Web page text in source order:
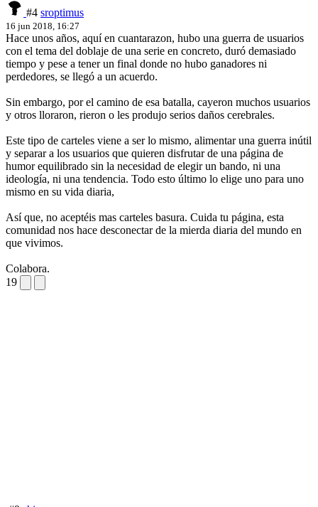
#4 sroptimus
16 jun 2018, 16:27
Hace unos años, aquí en cuantarazon, hubo una guerra de usuarios
con el tema del doblaje de una serie en concreto, duró demasiado
tiempo y pese a tener un final donde no hubo ganadores ni
perdedores, se llegó a un acuerdo.
Sin embargo, por el camino de esa batalla, cayeron muchos usuarios
y otros lloraron, rieron o les produjo serios daños cerebrales.
Este tipo de carteles viene a ser lo mismo, alimentar una guerra inútil
y separar a los usuarios que quieren disfrutar de una página de
humor equilibrado sin la necesidad de elegir un bando, ni una
ideología, ni una tendencia. Todo esto último lo elige uno para uno
mismo en su vida diaria,
Así que, no aceptéis mas carteles basura. Cuida tu página, esta
comunidad nos hace desconectar de la mierda diaria del mundo en
que vivimos.
Colabora.
19